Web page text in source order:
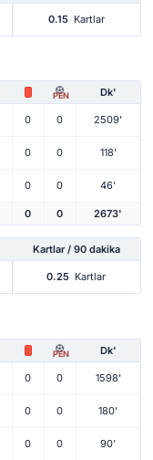
0.15 Kartlar
PEN Dk'
0 0 2509'
0 0 118'
0 0 46'
0 0 2673'
Kartlar / 90 dakika
0.25 Kartlar
PEN Dk'
0 0 1598'
0 0 180'
0 0 90'